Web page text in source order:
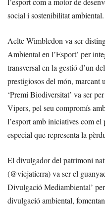
social i sostenibilitat ambiental.
Aeltc Wimbledon va ser
Ambiental en l’Esport’ per
transversal en la gestió d’un
prestigiosos del món, marcant
‘Premi Biodiversitat’ va ser
Vipers, pel seu compromís
l’esport amb iniciatives com
especial que representa la
El divulgador del patrimoni
(@viejatierra) va ser el
Divulgació Mediambiental’
divulgació ambiental,